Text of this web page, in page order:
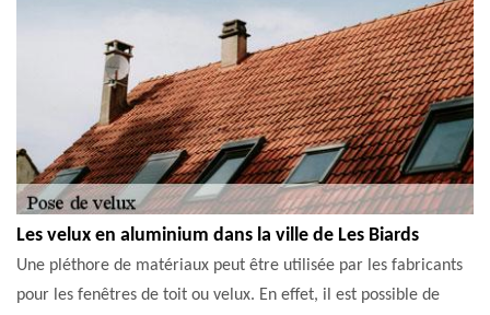
Les velux en aluminium dans la ville de Les Biards
Une pléthore de matériaux peut être utilisée par les fabricants
pour les fenêtres de toit ou velux. En effet, il est possible de